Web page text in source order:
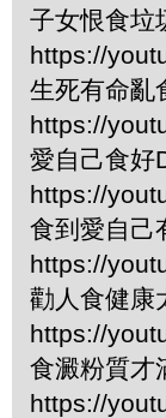
子女恨食
https://
生死有命
https://
愛自己食好
https://
食到愛自己
https://
勸人食健康
https://
食澱粉質才
https://